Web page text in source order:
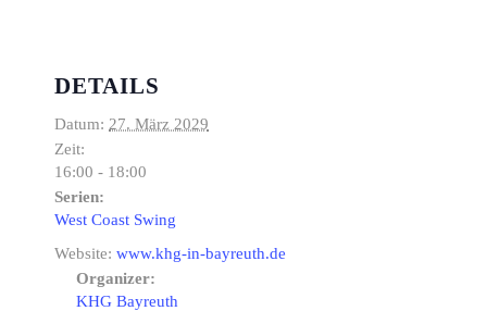
DETAILS
Datum: 27. März 2029
Zeit:
16:00 - 18:00
Serien:
West Coast Swing
Website: www.khg-in-bayreuth.de
Organizer:
KHG Bayreuth